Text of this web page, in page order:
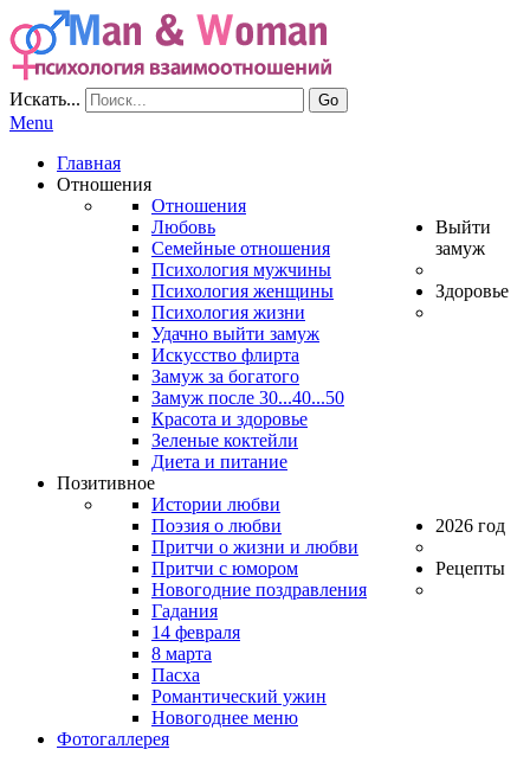
Искать... Go
Menu
Главная
Отношения
Отношения
Любовь
Семейные отношения
Психология мужчины
Психология женщины
Психология жизни
Выйти
замуж
Удачно выйти замуж
Искусство флирта
Замуж за богатого
Замуж после 30...40...50
Здоровье
Красота и здоровье
Зеленые коктейли
Диета и питание
Позитивное
Истории любви
Поэзия о любви
Притчи о жизни и любви
Притчи с юмором
2026 год
Новогодние поздравления
Гадания
14 февраля
8 марта
Рецепты
Пасха
Романтический ужин
Новогоднее меню
Фотогаллерея